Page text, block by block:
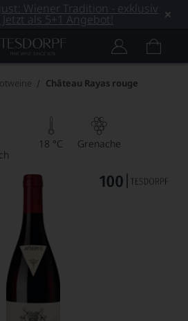
Wiener Tradition - exklusiv
als 5+1 Angebot!
Château Rayas rouge
18 °C Grenache